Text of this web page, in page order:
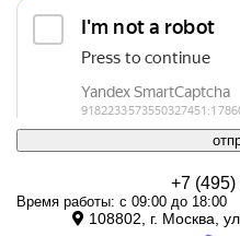
+7
Время работы: с 09:00 до 18:00
108802, г. Москва,